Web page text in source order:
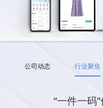
公司动态 行业聚焦
“一件一码